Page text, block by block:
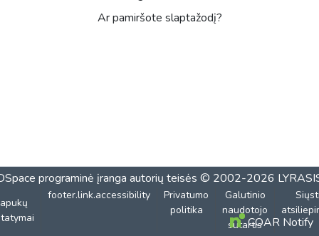
Ar pamiršote slaptažodį?
programinė įranga autorių teisės © 2002-2026
footer.link.accessibility
Privatumo
politika
Galutinio
naudotojo
sutartisCOAR Notify